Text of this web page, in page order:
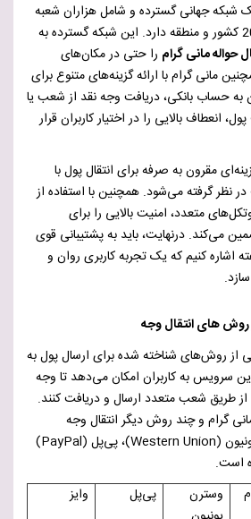
شبکه جهانی گسترده و شامل هزاران شعبه
و نمایندگی در بیش از 200 کشور و منطقه دارد. این شبکه گسترده به
حواله مانی گرام را حتی در مکان‌های
مانی گرام با ارائه گزینه‌های متنوع برای
به حساب بانکی، دریافت وجه نقد از شعب یا
انعطاف بالایی را در اختیار کاربران قرار
مقرون به صرفه برای انتقال پول با
نظر گرفته می‌شود. همچنین با استفاده از
متعدد، امنیت بالایی را برای
می‌کند. درنهایت، باید به پشتیبانی قوی
مشتری 24 ساعته اشاره کنیم که یک تجربه کاربری روان و
روش های انتقال وجه
از روش‌های شناخته شده برای ارسال پول به
سرویس به کاربران امکان می‌دهد تا وجه
از طریق شعب متعدد ارسال و دریافت کنند.
گرام و چند روش دیگر انتقال وجه
(
Western Union)، پی‌پل (PayPal
)
است.
وسترن
پی‌پل وایز